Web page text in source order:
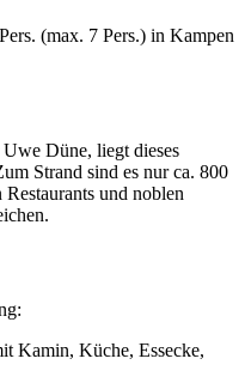
(max. 7 Pers.) in Kampen
Düne, liegt dieses
Strand sind es nur ca. 800
und noblen
Kamin, Küche, Essecke,